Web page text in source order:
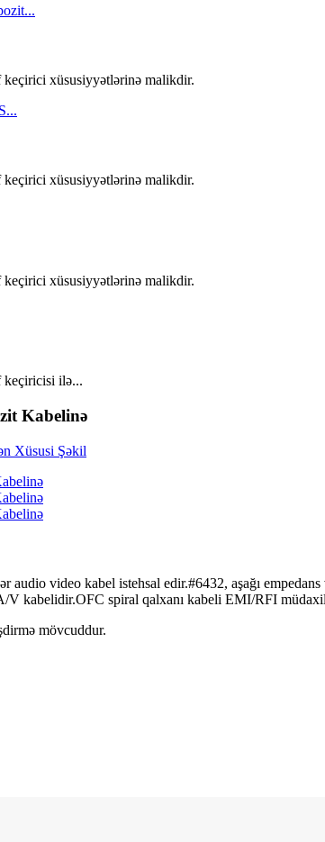
xüsusiyyətlərinə malikdir.
xüsusiyyətlərinə malikdir.
xüsusiyyətlərinə malikdir.
ilə...
Kabelinə
video kabel istehsal edir.#6432, aşağı
kabelidir.OFC spiral qalxanı kabeli EMI/RFI
mövcuddur.